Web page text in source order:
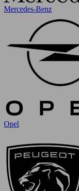
Mercedes-Benz
Opel